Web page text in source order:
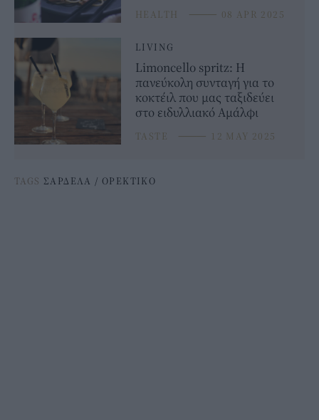
HEALTH ⸻ 08 APR 2025
LIVING
Limoncello spritz: Η
πανεύκολη συνταγή για το
κοκτέιλ που μας ταξιδεύει
στο ειδυλλιακό Αμάλφι
TASTE ⸻ 12 MAY 2025
TAGS ΣΑΡΔΕΛΑ / ΟΡΕΚΤΙΚΟ